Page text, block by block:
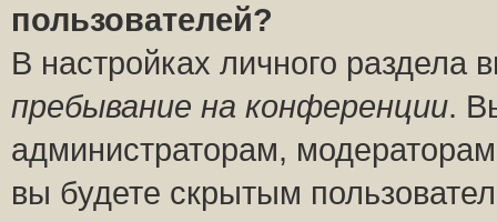
пользователей?
В настройках личного
пребывание на конференции.
администраторам,
вы будете скрытым